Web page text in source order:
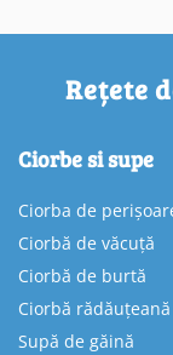
Rețete
Ciorbe si supe
Ciorba de
Ciorbă de văcuță
Ciorbă de burtă
Ciorbă rădăuțeană
Supă de găină